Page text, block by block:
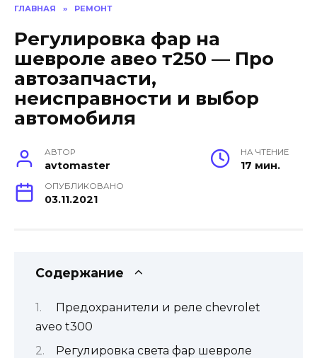
ГЛАВНАЯ » РЕМОНТ
Регулировка фар на
шевроле авео т250 — Про
автозапчасти,
неисправности и выбор
автомобиля
АВТОР
avtomaster
НА ЧТЕНИЕ
17 мин.
ОПУБЛИКОВАНО
03.11.2021
Содержание
Предохранители и реле chevrolet
aveo t300
Регулировка света фар шевроле